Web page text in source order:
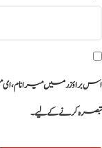
اس براؤزر میں میرا نام،
تبصرہ کرنے کےلیے۔